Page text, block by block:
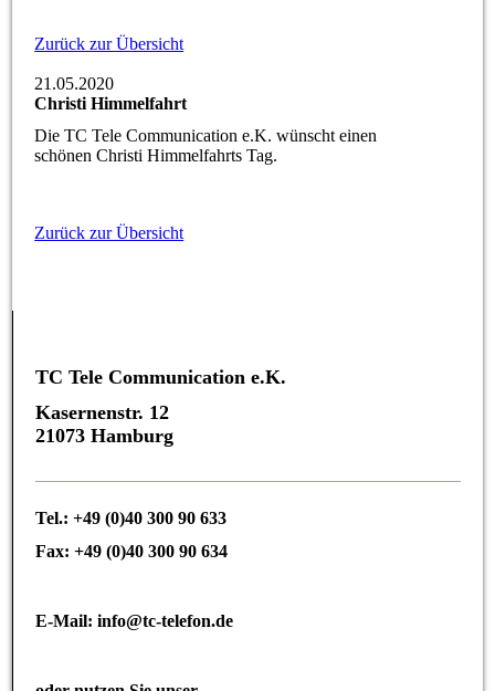
Zurück zur Übersicht
21.05.2020
Christi Himmelfahrt
Die TC Tele Communication e.K. wünscht einen
schönen Christi Himmelfahrts Tag.
Zurück zur Übersicht
TC Tele Communication e.K.
Kasernenstr. 12
21073 Hamburg
Tel.: +49 (0)40 300 90 633
Fax: +49 (0)40 300 90 634
E-Mail: info@tc-telefon.de